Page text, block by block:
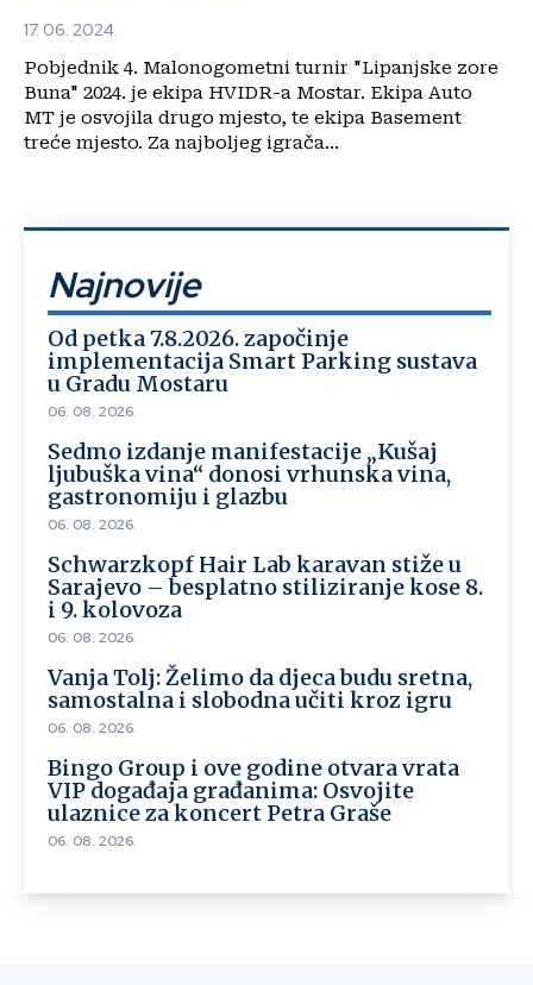
17. 06. 2024.
Pobjednik 4. Malonogometni turnir "Lipanjske zore
Buna" 2024. je ekipa HVIDR-a Mostar. Ekipa Auto
MT je osvojila drugo mjesto, te ekipa Basement
treće mjesto. Za najboljeg igrača...
Najnovije
Od petka 7.8.2026. započinje
implementacija Smart Parking sustava
u Gradu Mostaru
06. 08. 2026.
Sedmo izdanje manifestacije „Kušaj
ljubuška vina“ donosi vrhunska vina,
gastronomiju i glazbu
06. 08. 2026.
Schwarzkopf Hair Lab karavan stiže u
Sarajevo – besplatno stiliziranje kose 8.
i 9. kolovoza
06. 08. 2026.
Vanja Tolj: Želimo da djeca budu sretna,
samostalna i slobodna učiti kroz igru
06. 08. 2026.
Bingo Group i ove godine otvara vrata
VIP događaja građanima: Osvojite
ulaznice za koncert Petra Graše
06. 08. 2026.